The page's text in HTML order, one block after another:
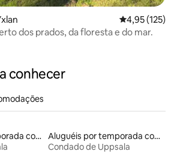
4,95 de uma
4,95 (125)
dos prados, da floresta e do mar.
conhecer
Locações por temporada com piscina
Aluguéis por temporada com banheira de hidromassagem
Condado de Uppsala